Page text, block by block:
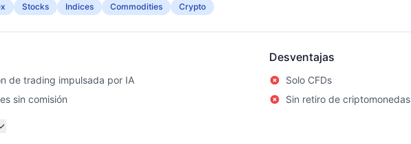
Stocks Indices Commodities Crypto
de trading impulsada por IA
sin comisión
Desventajas
Solo CFDs
Sin retiro de criptomonedas